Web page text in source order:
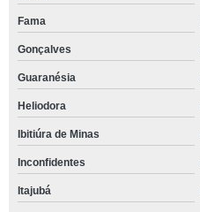
Fama
Gonçalves
Guaranésia
Heliodora
Ibitiúra de Minas
Inconfidentes
Itajubá